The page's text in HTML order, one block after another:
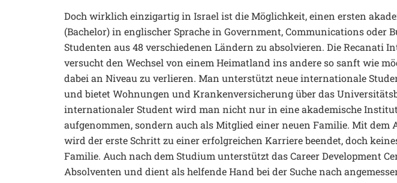
Doch wirklich einzigartig in Israel ist die Möglichkeit, einen ersten
(Bachelor) in englischer Sprache in Government, Communications oder
Studenten aus 48 verschiedenen Ländern zu absolvieren. Die Recanati
versucht den Wechsel von einem Heimatland ins andere so sanft wie
dabei an Niveau zu verlieren. Man unterstützt neue internationale
und bietet Wohnungen und Krankenversicherung über das
internationaler Student wird man nicht nur in eine akademische
aufgenommen, sondern auch als Mitglied einer neuen Familie. Mit dem
wird der erste Schritt zu einer erfolgreichen Karriere beendet, doch
Familie. Auch nach dem Studium unterstützt das Career Development
Absolventen und dient als helfende Hand bei der Suche nach